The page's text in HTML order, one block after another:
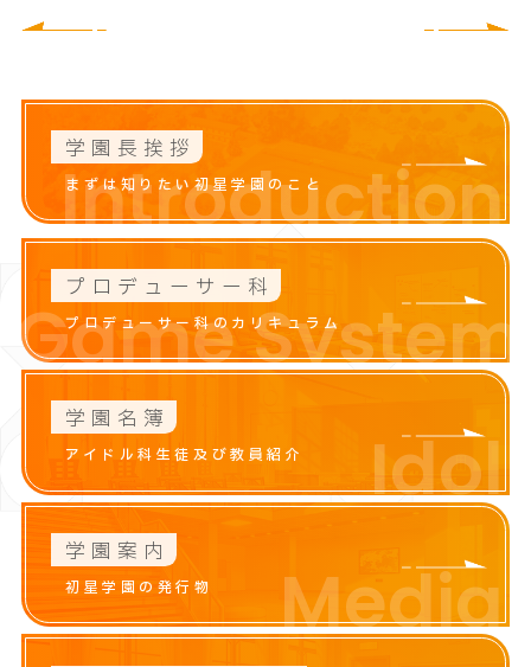
Introduction
学園長挨拶
まずは知りたい初星学園のこと
Game System
プロデューサー科
プロデューサー科のカリキュラム
Idol
学園名簿
アイドル科生徒及び教員紹介
Media
学園案内
初星学園の発行物